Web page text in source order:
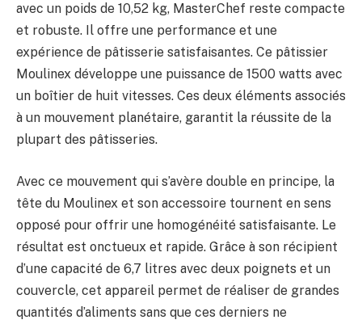
avec un poids de 10,52 kg, MasterChef reste compacte
et robuste. Il offre une performance et une
expérience de pâtisserie satisfaisantes. Ce pâtissier
Moulinex développe une puissance de 1500 watts avec
un boîtier de huit vitesses. Ces deux éléments associés
à un mouvement planétaire, garantit la réussite de la
plupart des pâtisseries.
Avec ce mouvement qui s’avère double en principe, la
tête du Moulinex et son accessoire tournent en sens
opposé pour offrir une homogénéité satisfaisante. Le
résultat est onctueux et rapide. Grâce à son récipient
d’une capacité de 6,7 litres avec deux poignets et un
couvercle, cet appareil permet de réaliser de grandes
quantités d’aliments sans que ces derniers ne